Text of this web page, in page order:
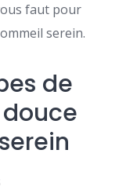
faut pour
serein.
de